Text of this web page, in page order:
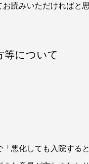
読みいただければと思
等について
悪化しても入院すると